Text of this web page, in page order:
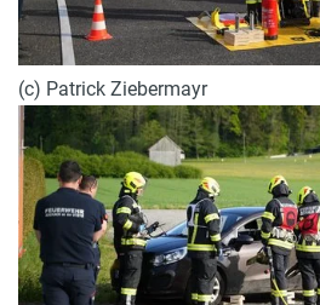
(c) Patrick Ziebermayr